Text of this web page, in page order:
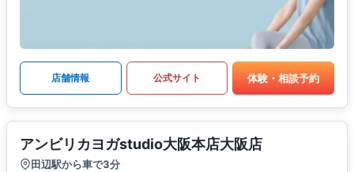
店舗情報 公式サイト 体験・相談予約
アンビリカヨガstudio大阪本店大阪店
田辺駅から車で3分